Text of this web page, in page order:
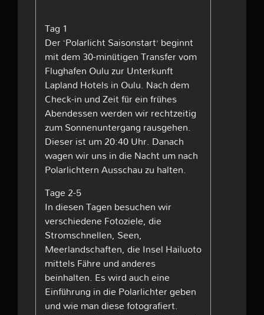
Tag 1
Der ‘Polarlicht Saisonstart’ beginnt
mit dem 30-minütigen Transfer vom
Flughafen Oulu zur Unterkunft
Lapland Hotels in Oulu. Nach dem
Check-in und Zeit für ein frühes
Abendessen werden wir rechtzeitig
zum Sonnenuntergang rausgehen.
Dieser ist um 20:40 Uhr. Danach
wagen wir uns in die Nacht um nach
Polarlichtern Ausschau zu halten.
Tage 2-5
In diesen Tagen besuchen wir
verschiedene Fotoziele, die
Stromschnellen, Seen,
Meerlandschaften, die Insel Hailuoto
mittels Fähre und anderes
beinhalten. Es wird auch eine
Einführung in die Polarlichter geben
und wie man diese fotografiert.